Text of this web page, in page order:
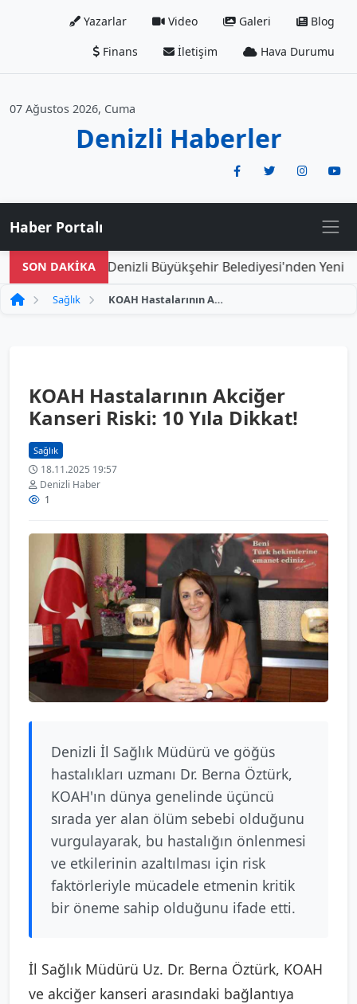
Yazarlar Video Galeri
Blog
Finans
İletişim Hava Durumu
07 Ağustos 2026, Cuma
Denizli Haberler
Haber Portalı
SON DAKİKADenizli Büyükşehir Belediyesi'nden Yeni
Sağlık KOAH Hastalarının Akciğer Kanseri Riski: 10 Yıla Dikkat!
KOAH Hastalarının Akciğer
Kanseri Riski: 10 Yıla Dikkat!
Sağlık
18.11.2025 19:57
Denizli Haber
1
Denizli İl Sağlık Müdürü ve göğüs
hastalıkları uzmanı Dr. Berna Öztürk,
KOAH'ın dünya genelinde üçüncü
sırada yer alan ölüm sebebi olduğunu
vurgulayarak, bu hastalığın önlenmesi
ve etkilerinin azaltılması için risk
faktörleriyle mücadele etmenin kritik
bir öneme sahip olduğunu ifade etti.
İl Sağlık Müdürü Uz. Dr. Berna Öztürk, KOAH
ve akciğer kanseri arasındaki bağlantıya